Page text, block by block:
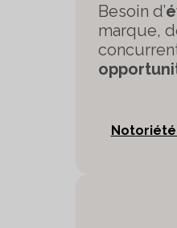
Besoin d’
marque,